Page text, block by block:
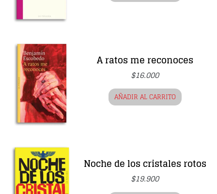
A ratos me reconoces
$16.000
AÑADIR AL CARRITO
Noche de los cristales rotos
$19.900